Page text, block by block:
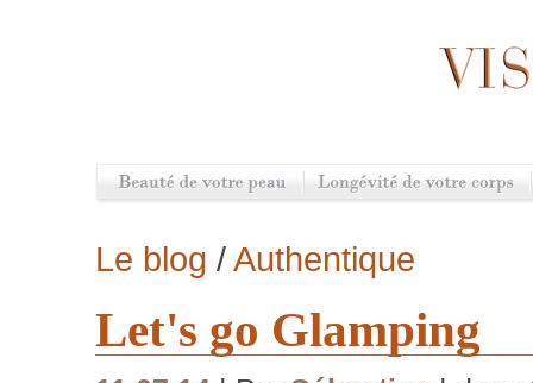
Le blog /Authentique
Let's go Glamping